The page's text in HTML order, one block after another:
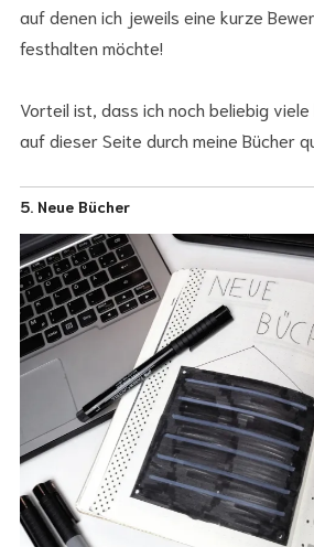
auf denen ich jeweils eine kurze
festhalten möchte!
Vorteil ist, dass ich noch beliebig viele
auf dieser Seite durch meine Bücher
5. Neue Bücher